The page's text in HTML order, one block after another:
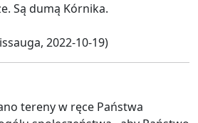
Są dumą Kórnika.
2022-10-19)
tereny w ręce Państwa